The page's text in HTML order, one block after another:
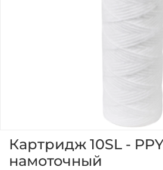
Картридж 10SL -
намоточный